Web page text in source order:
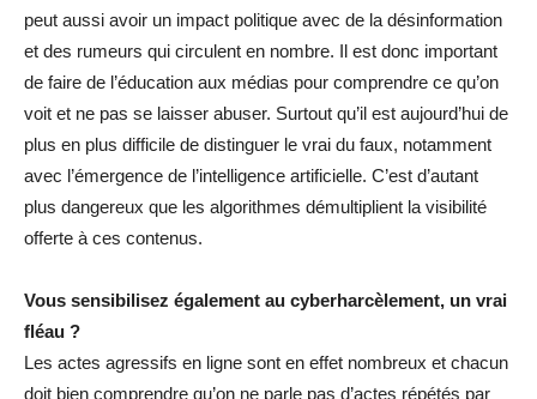
peut aussi avoir un impact politique avec de la désinformation
et des rumeurs qui circulent en nombre. Il est donc important
de faire de l’éducation aux médias pour comprendre ce qu’on
voit et ne pas se laisser abuser. Surtout qu’il est aujourd’hui de
plus en plus difficile de distinguer le vrai du faux, notamment
avec l’émergence de l’intelligence artificielle. C’est d’autant
plus dangereux que les algorithmes démultiplient la visibilité
offerte à ces contenus.
Vous sensibilisez également au cyberharcèlement, un vrai
fléau ?
Les actes agressifs en ligne sont en effet nombreux et chacun
doit bien comprendre qu’on ne parle pas d’actes répétés par